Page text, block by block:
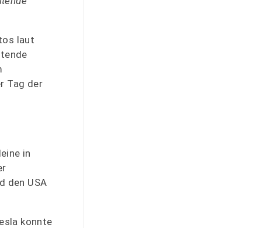
laut
Tag der
in
den USA
konnte